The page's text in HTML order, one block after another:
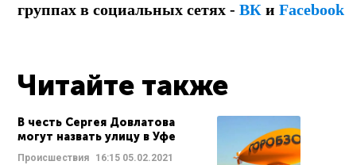
группах в социальных сетях - ВК и Facebook
Читайте также
В честь Сергея Довлатова
могут назвать улицу в Уфе
Происшествия 16:15 05.02.2021